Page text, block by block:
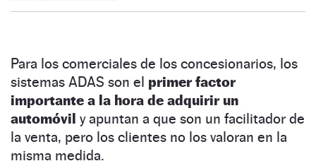
Para los comerciales de los concesionarios, los
sistemas ADAS son el primer factor
importante a la hora de adquirir un
automóvil y apuntan a que son un facilitador de
la venta, pero los clientes no los valoran en la
misma medida.